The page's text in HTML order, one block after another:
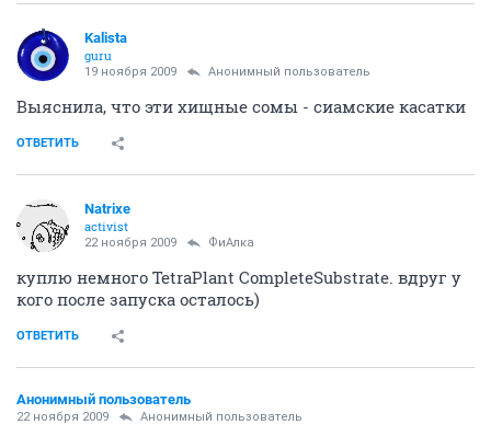
Kalista
guru
19 ноября 2009 Анонимный пользователь
Выяснила, что эти хищные сомы - сиамские касатки
ОТВЕТИТЬ
Natrixe
activist
22 ноября 2009 ФиАлка
куплю немного TetraPlant CompleteSubstrate. вдруг у
кого после запуска осталось)
ОТВЕТИТЬ
Анонимный пользователь
22 ноября 2009 Анонимный пользователь